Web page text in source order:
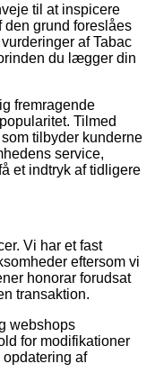
til at inspicere
den grund foreslåes
af Tabac
du lægger din
fremragende
Tilmed
tilbyder kunderne
service,
et indtryk af tidligere
Vi har et fast
eftersom vi
honorar forudsat
transaktion.
webshops
for modifikationer
af